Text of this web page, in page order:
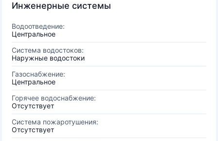
Инженерные системы
Водоотведение:
Центральное
Система водостоков:
Наружные водостоки
Газоснабжение:
Центральное
Горячее водоснабжение:
Отсутствует
Система пожаротушения:
Отсутствует